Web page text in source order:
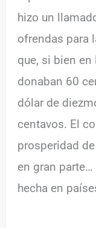
hizo un
ofrendas para
que, si bien
donaban 60
dólar de
centavos. El
prosperidad
en gran
hecha en